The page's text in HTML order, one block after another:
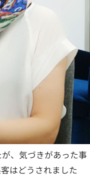
、気づきがあった事
はどうされました